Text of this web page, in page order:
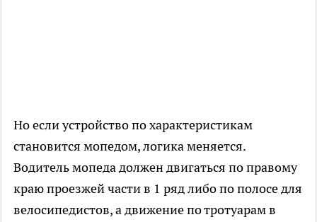
Но если устройство по характеристикам
становится мопедом, логика меняется.
Водитель мопеда должен двигаться по правому
краю проезжей части в 1 ряд либо по полосе для
велосипедистов, а движение по тротуарам в